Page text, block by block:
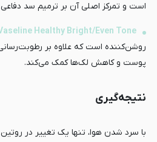
است و تمرکز اصلی آن بر ترمیم سد
Healthy Bright/Even Tone
روشن‌کننده است که علاوه بر
پوست و کاهش لک‌ها کمک می‌کند.
نتیجه‌گیری
با سرد شدن هوا، تنها یک تغییر در